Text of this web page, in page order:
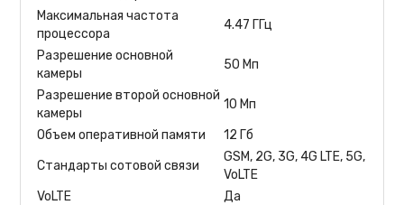
Максимальная частота
процессора
4.47 ГГц
Разрешение основной
камеры
50 Мп
Разрешение второй основной
камеры
10 Мп
Объем оперативной памяти
12 Гб
Стандарты сотовой связи
GSM, 2G, 3G, 4G LTE, 5G,
VoLTE
VoLTE
Да